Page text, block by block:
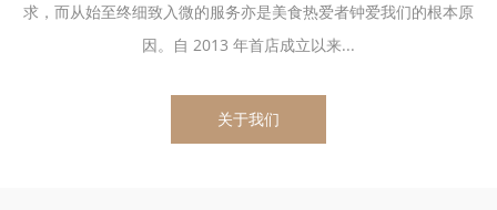
求，而从始至终细致入微的服务亦是美食热爱者钟爱我们的根本原
因。自 2013 年首店成立以来...
关于我们